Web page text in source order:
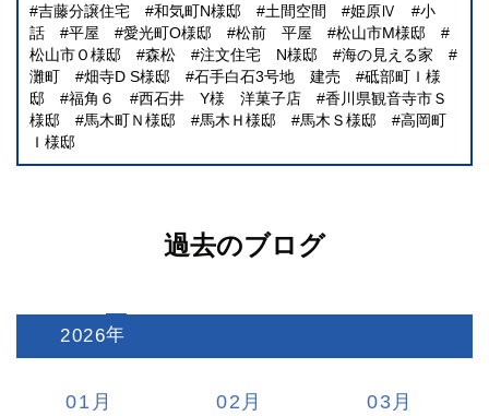
吉藤分譲住宅
和気町N様邸 土間空間 姫原Ⅳ
小
話
平屋 愛光町O様邸 松前 平屋
松山市M様邸
松山市Ｏ様邸
森松 注文住宅 N様邸
海の見える家
灘町
畑寺D S様邸 石手白石3号地 建売
砥部町Ｉ様
邸
福角６ 西石井 Y様 洋菓子店
香川県観音寺市Ｓ
様邸
馬木町Ｎ様邸 馬木Ｈ様邸 馬木Ｓ様邸
高岡町
Ｉ様邸
過去のブログ
2026:
01 02 03